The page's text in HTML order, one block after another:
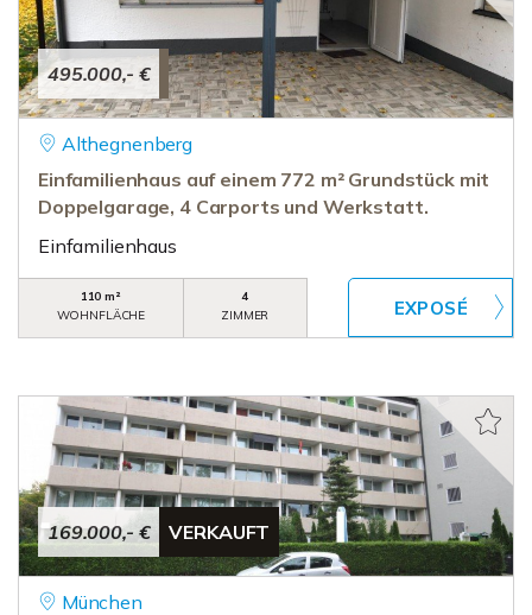
495.000,- €
Althegnenberg
Einfamilienhaus auf einem 772 m² Grundstück mit
Doppelgarage, 4 Carports und Werkstatt.
Einfamilienhaus
110 m²
WOHNFLÄCHE
4
ZIMMER
169.000,- € VERKAUFT
München